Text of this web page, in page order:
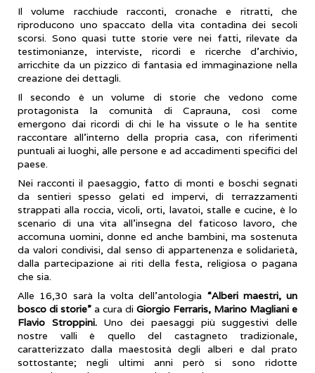
Il volume racchiude racconti, cronache e ritratti, che
riproducono uno spaccato della vita contadina dei secoli
scorsi. Sono quasi tutte storie vere nei fatti, rilevate da
testimonianze, interviste, ricordi e ricerche d'archivio,
arricchite da un pizzico di fantasia ed immaginazione nella
creazione dei dettagli.
Il secondo è un volume di storie che vedono come
protagonista la comunità di Caprauna, così come
emergono dai ricordi di chi le ha vissute o le ha sentite
raccontare all'interno della propria casa, con riferimenti
puntuali ai luoghi, alle persone e ad accadimenti specifici del
paese.
Nei racconti il paesaggio, fatto di monti e boschi segnati
da sentieri spesso gelati ed impervi, di terrazzamenti
strappati alla roccia, vicoli, orti, lavatoi, stalle e cucine, è lo
scenario di una vita all'insegna del faticoso lavoro, che
accomuna uomini, donne ed anche bambini, ma sostenuta
da valori condivisi, dal senso di appartenenza e solidarietà,
dalla partecipazione ai riti della festa, religiosa o pagana
che sia.
Alle 16,30 sarà la volta dell’antologia “Alberi maestri, un
bosco di storie” a cura di Giorgio Ferraris, Marino Magliani e
Flavio Stroppini. Uno dei paesaggi più suggestivi delle
nostre valli è quello del castagneto tradizionale,
caratterizzato dalla maestosità degli alberi e dal prato
sottostante; negli ultimi anni però si sono ridotte